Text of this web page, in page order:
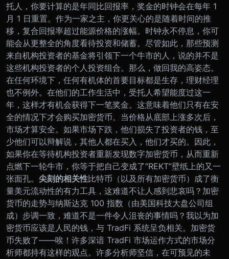
托人，你要计算的是年同比回报率，奖金的时钟会在每年 1
月 1 日重置。作为一家之主，你更关心的是随着时间的推
移，复合回报率超过能源价格的涨幅。时钟永不停息，你可
能会从更整全的角度看待投资和储蓄。 尽管如此，那些预测
来自机构投资者的基金将引领下一个牛市的人，说的并不是
这些机构投资者的个人投资组合。那么，做回我的高姿态。
在任何环境下，任何有机体的首要目标都是生存，理财经理
也不例外。在他们的工作生活中，受托人希望能度过这一
年，这样才有机会获得下一笔奖金。这意味着他们只有在安
全的情况下才会购买加密货币。当价格从底部上涨多次后，
市场才算安全。如果市场下跌，他们损失了投资者的钱，至
少他们可以辩解说，其他人都在买入，他们才买的。 因此，
如果你在等待机构投资者重新发现数字加密货币，从而重新
点燃下一轮牛市，你等于把自己变成了“REKT”壁纸上的又一
张面孔。 尖刻的相关性比特币（以及所有加密货币）成了衡
量美元流动性的有力工具，这难道不让人感到悲哀吗？加密
货币的走势与纳斯达克 100 指数（由美国科技大盘公司组
成）步调一致，难道不是一件令人沮丧的事情吗？我以为加
密货币应该是人民的钱，与 TradFi 系统呈负相关。加密货
币失败了——唉！ 许多深谙 TradFi 市场运作方式的市场分
析师都持有这样的观点。许多分析师坚信，在可预见的未